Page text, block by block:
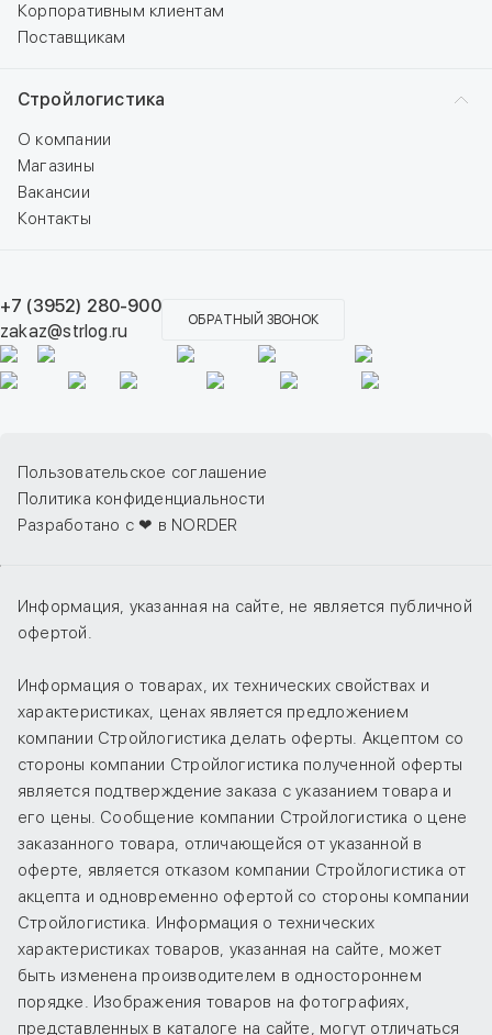
Корпоративным клиентам
Поставщикам
Стройлогистика
О компании
Магазины
Вакансии
Контакты
+7 (3952) 280-900
zakaz@strlog.ru
ОБРАТНЫЙ ЗВОНОК
Пользовательское соглашение
Политика конфиденциальности
Разработано с ❤ в NORDER
Информация, указанная на сайте, не является публичной
офертой.
Информация о товарах, их технических свойствах и
характеристиках, ценах является предложением
компании Стройлогистика делать оферты. Акцептом со
стороны компании Стройлогистика полученной оферты
является подтверждение заказа с указанием товара и
его цены. Сообщение компании Стройлогистика о цене
заказанного товара, отличающейся от указанной в
оферте, является отказом компании Стройлогистика от
акцепта и одновременно офертой со стороны компании
Стройлогистика. Информация о технических
характеристиках товаров, указанная на сайте, может
быть изменена производителем в одностороннем
порядке. Изображения товаров на фотографиях,
представленных в каталоге на сайте, могут отличаться